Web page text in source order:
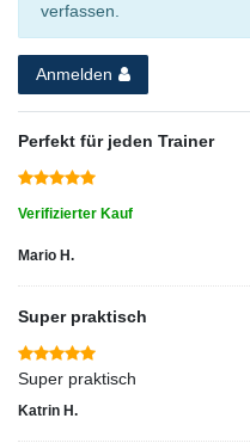
verfassen.
Anmelden
Perfekt für jeden Trainer
Verifizierter Kauf
Mario H.
Super praktisch
Super praktisch
Katrin H.